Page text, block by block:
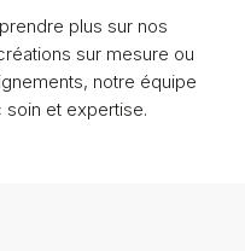
plus sur nos
sur mesure ou
notre équipe
et expertise.